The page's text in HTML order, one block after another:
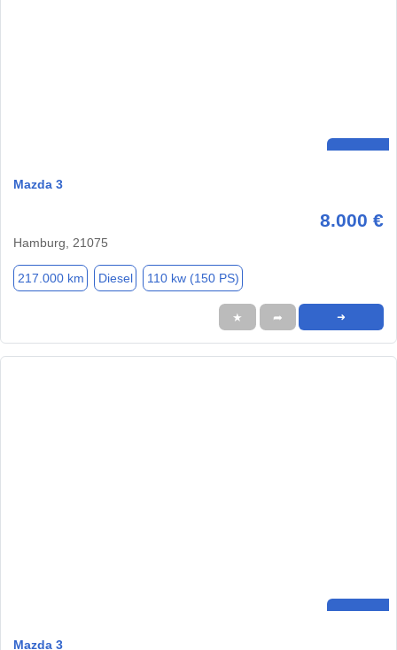
Mazda 3
8.000 €
Hamburg, 21075
217.000 km Diesel 110 kw (150 PS)
★ ➦ ➜
Mazda 3